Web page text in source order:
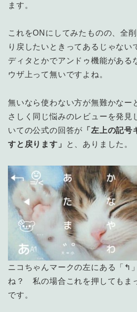
ます。
これをONにしてみたものの、全
り戻したいときってあるじゃない
ディタとかでアンドゥ機能がある
ウザ上って無いですよね。
無いなら使わない方が無難かなー
さしく同じ悩みのレビューを発見
いての公式の回答が 「左上の記
すと戻ります」
と、ありました。
ニコちゃんマークの左にある「↰
ね？ 私の場合これを押してもま
です。